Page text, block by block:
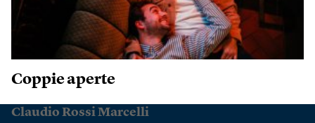
Coppie aperte
Claudio Rossi Marcelli